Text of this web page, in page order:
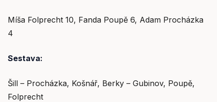
Míša Folprecht 10, Fanda Poupě 6, Adam Procházka
4
Sestava:
Šill – Procházka, Košnář, Berky – Gubinov, Poupě,
Folprecht